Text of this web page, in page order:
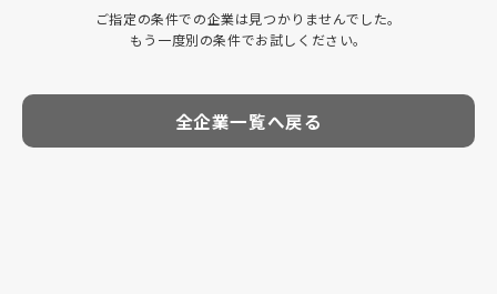
ご指定の条件での企業は見つかりませんでした。
もう一度別の条件でお試しください。
全企業一覧へ戻る